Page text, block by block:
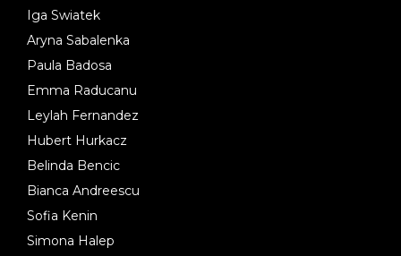
Iga Swiatek
Aryna Sabalenka
Paula Badosa
Emma Raducanu
Leylah Fernandez
Hubert Hurkacz
Belinda Bencic
Bianca Andreescu
Sofia Kenin
Simona Halep